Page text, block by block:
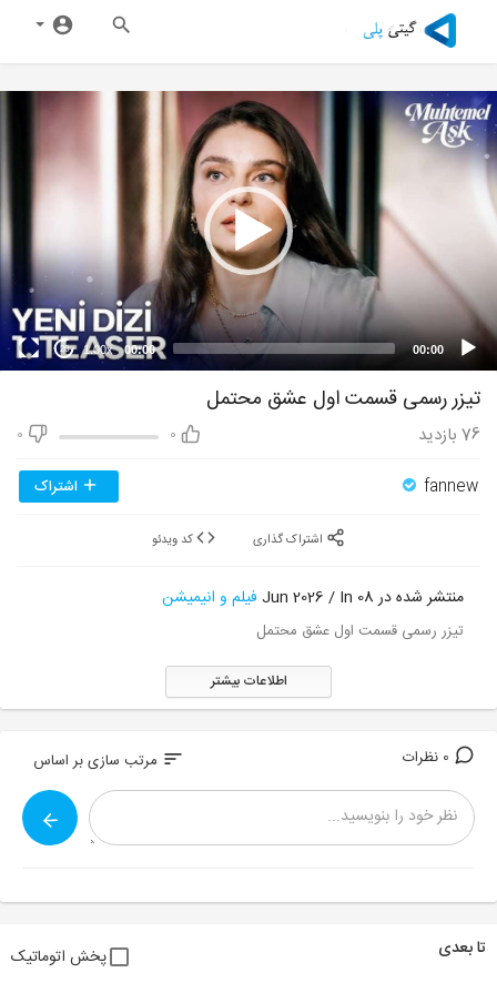
00:00
00:00
1.00x
20
تیزر رسمی قسمت اول عشق محتمل
0
0 76 بازدید
fannew اشتراک
منتشر شده در 08 Jun 2026 / In فیلم و انیمیشن
تیزر رسمی قسمت اول عشق محتمل
اطلاعات بیشتر
sort مرتب سازی بر اساس
تا بعدی پخش اتوماتیک